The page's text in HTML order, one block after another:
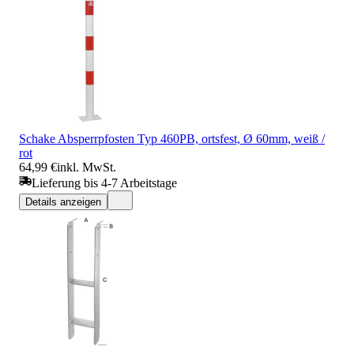
Schake Absperrpfosten Typ 460PB, ortsfest, Ø 60mm, weiß /
rot
64,99 €inkl. MwSt.
Lieferung bis 4-7 Arbeitstage
Details anzeigen